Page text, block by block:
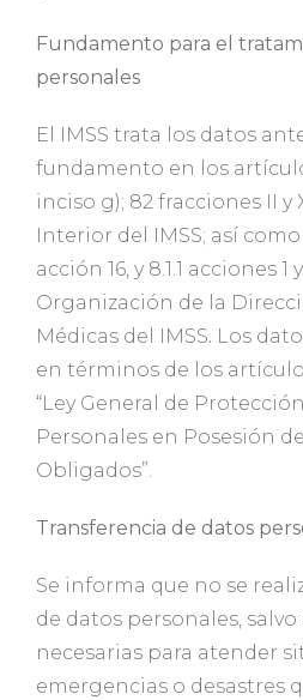
Fundamento para el
personales
El IMSS trata los datos
fundamento en los
inciso g); 82 fracciones II
Interior del IMSS; así
acción 16, y 8.1.1 acciones
Organización de la
Médicas del IMSS. Los
en términos de los
“Ley General de
Personales en Posesión
Obligados”.
Transferencia de datos
Se informa que no se
de datos personales,
necesarias para atender
emergencias o desastres